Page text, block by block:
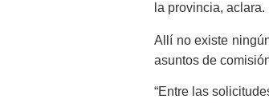
la provincia, aclara.
Allí no existe
asuntos de
“Entre las